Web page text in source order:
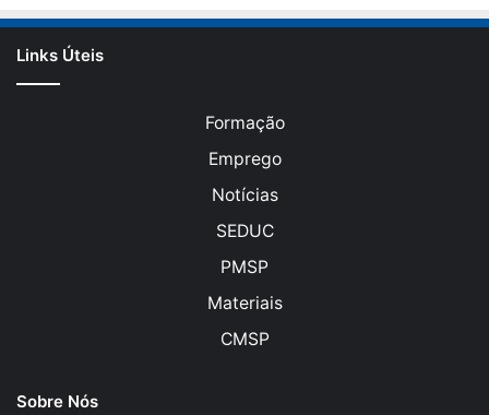
Links Úteis
Formação
Emprego
Notícias
SEDUC
PMSP
Materiais
CMSP
Sobre Nós